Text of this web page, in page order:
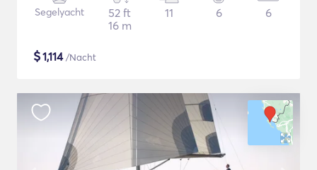
Segelyacht
52 ft
16 m
11 6 6
$1,114/Nacht